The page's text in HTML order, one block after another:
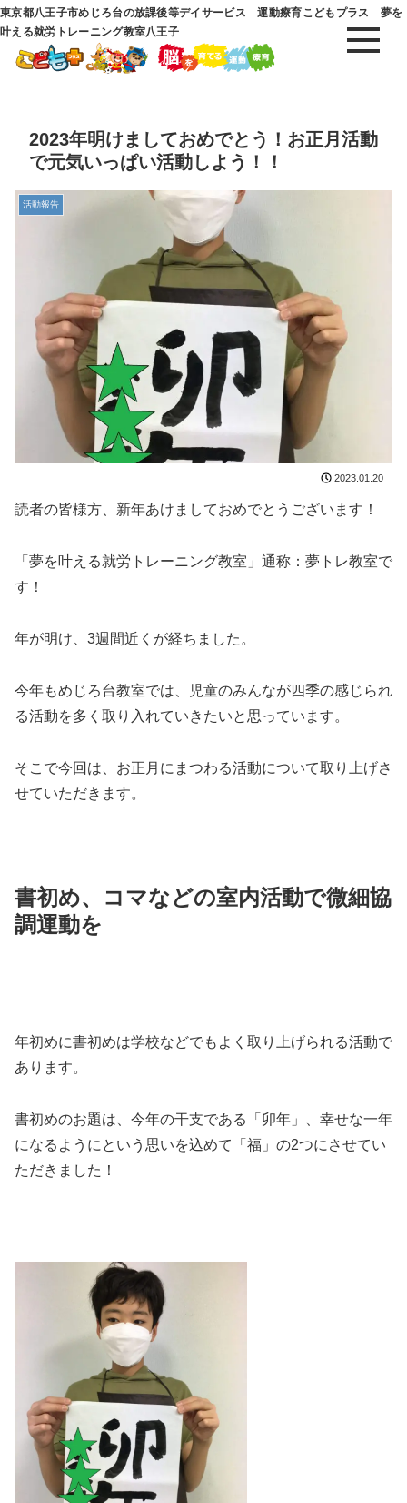
東京都八王子市めじろ台の放課後等デイサービス 運動療育こどもプラス 夢を
叶える就労トレーニング教室八王子
2023年明けましておめでとう！お正月活動
で元気いっぱい活動しよう！！
活動報告
2023.01.20
読者の皆様方、新年あけましておめでとうございます！
「夢を叶える就労トレーニング教室」通称：夢トレ教室で
す！
年が明け、3週間近くが経ちました。
今年もめじろ台教室では、児童のみんなが四季の感じられ
る活動を多く取り入れていきたいと思っています。
そこで今回は、お正月にまつわる活動について取り上げさ
せていただきます。
書初め、コマなどの室内活動で微細協
調運動を
年初めに書初めは学校などでもよく取り上げられる活動で
あります。
書初めのお題は、今年の干支である「卯年」、幸せな一年
になるようにという思いを込めて「福」の2つにさせてい
ただきました！